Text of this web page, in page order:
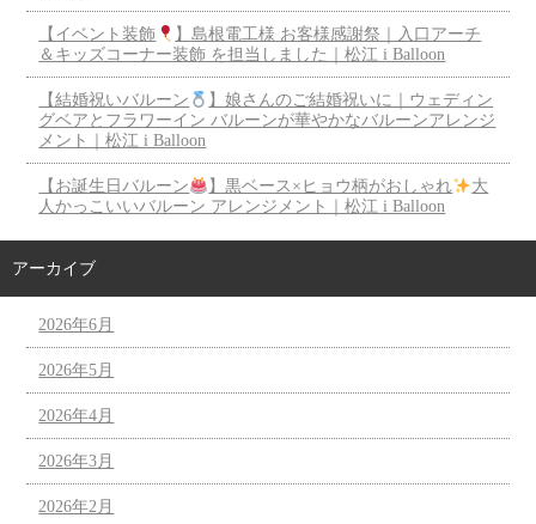
【イベント装飾
】島根電工様 お客様感謝祭｜入口アーチ
＆キッズコーナー装飾 を担当しました｜松江 i Balloon
【結婚祝いバルーン
】娘さんのご結婚祝いに｜ウェディン
グベアとフラワーイン バルーンが華やかなバルーンアレンジ
メント｜松江 i Balloon
【お誕生日バルーン 】黒ベース×ヒョウ柄がおしゃれ
大
人かっこいいバルーン アレンジメント｜松江 i Balloon
アーカイブ
2026年6月
2026年5月
2026年4月
2026年3月
2026年2月